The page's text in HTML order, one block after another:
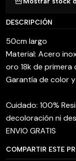
DESCRIPCIÓN
50cm largo
Material: Acero
oro 18k de primera
Garantía de color
Cuidado: 100%
decoloración ni
ENVIO GRATIS
COMPARTIR ESTE